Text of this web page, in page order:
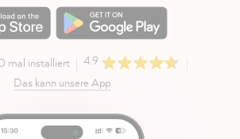
mal installiert
4.9
Das kann unsere App